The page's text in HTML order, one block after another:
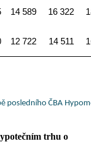
14 589 16 322
12 722 14 511
posledního ČBA
trhu o